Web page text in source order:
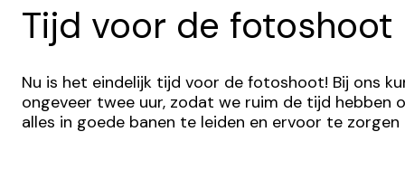
Tijd voor de fotoshoot
Nu is het eindelijk tijd voor de fotoshoot! Bij ons
ongeveer twee uur, zodat we ruim de tijd hebben
alles in goede banen te leiden en ervoor te